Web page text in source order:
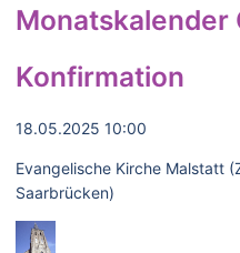
Monatskalender
Konfirmation
18.05.2025 10:00
Evangelische Kirche Malstatt
Saarbrücken)